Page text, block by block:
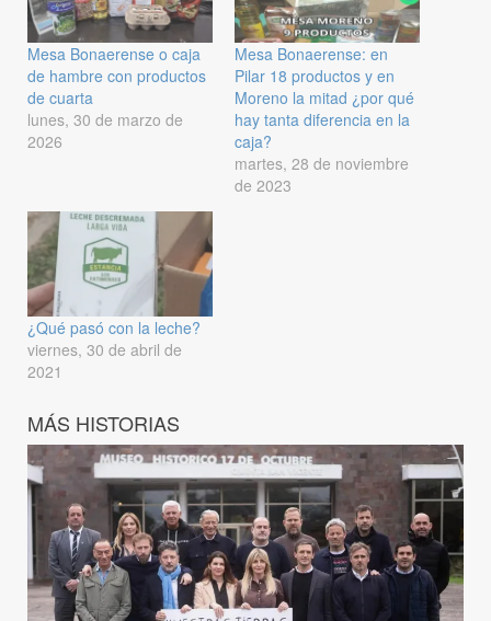
Mesa Bonaerense o caja
de hambre con productos
de cuarta
lunes, 30 de marzo de
2026
Mesa Bonaerense: en
Pilar 18 productos y en
Moreno la mitad ¿por qué
hay tanta diferencia en la
caja?
martes, 28 de noviembre
de 2023
¿Qué pasó con la leche?
viernes, 30 de abril de
2021
MÁS HISTORIAS